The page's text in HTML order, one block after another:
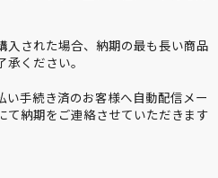
入された場合、納期の最も長い商品
ください。
い手続き済のお客様へ自動配信メー
て納期をご連絡させていただきます